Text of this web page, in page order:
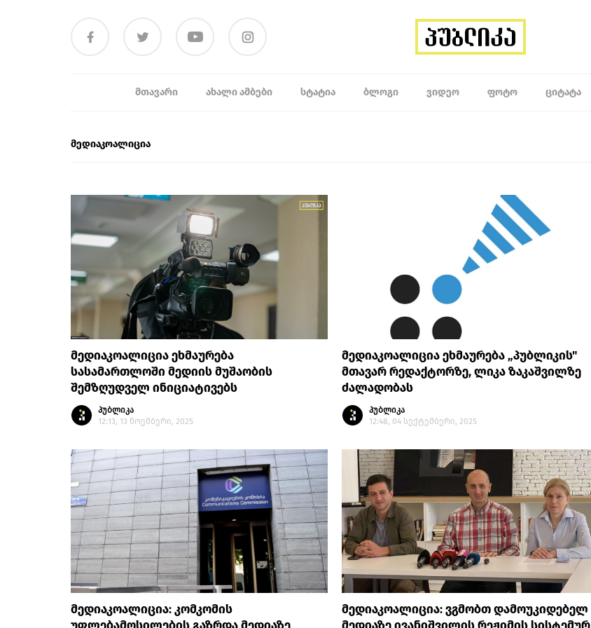
ᲛᲗᲐᲕᲐᲠᲘ ᲐᲮᲐᲚᲘ ᲐᲛᲑᲔᲑᲘ ᲡᲢᲐᲢᲘᲐ ᲑᲚᲝᲒᲘ ᲕᲘᲓᲔᲝ ᲤᲝᲢᲝ ᲪᲘᲢᲐᲢᲐ
მედიაკოალიცია
მედიაკოალიცია ეხმაურება
სასამართლოში მედიის მუშაობის
შემზღუდველ ინიციატივებს
პუბლიკა
12:13, 13 ნოემბერი, 2025
მედიაკოალიცია ეხმაურება „პუბლიკის"
მთავარ რედაქტორზე, ლიკა ზაკაშვილზე
ძალადობას
პუბლიკა
12:48, 04 სექტემბერი, 2025
მედიაკოალიცია: კომკომის
მედიაკოალიცია: ვგმობთ დამოუკიდებელ